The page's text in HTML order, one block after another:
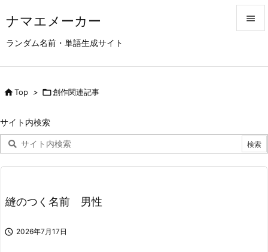
ナマエメーカー
ランダム名前・単語生成サイト


次へ

Top > 創作関連記事
サイト内検索
縫のつく名前 男性
 2026年7月17日